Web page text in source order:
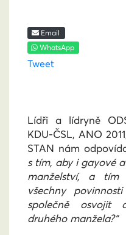
Email
WhatsApp
Tweet
Lídři a lídryně
KDU-ČSL, ANO
STAN nám
s tím, aby i gayové
manželství, a
všechny
společně
druhého manžela?“